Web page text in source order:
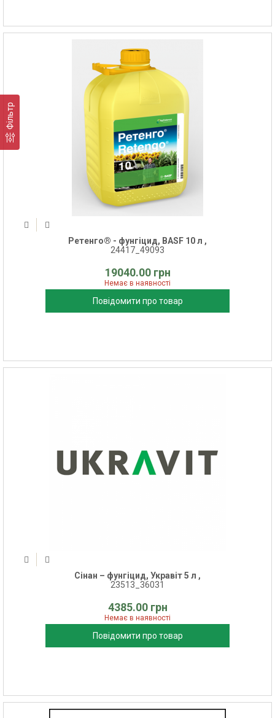
Фільтр
Ретенго® - фунгіцид, BASF 10 л ,
24417_49093
19040.00 грн
Немає в наявності
Повідомити про товар
Сінан – фунгіцид, Укравіт 5 л ,
23513_36031
4385.00 грн
Немає в наявності
Повідомити про товар